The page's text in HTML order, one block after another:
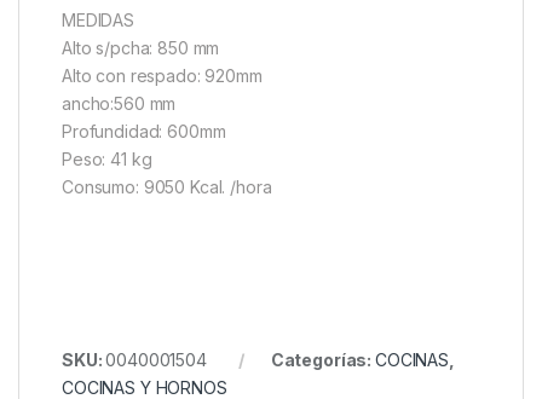
MEDIDAS
Alto s/pcha: 850 mm
Alto con respado: 920mm
ancho:560 mm
Profundidad: 600mm
Peso: 41 kg
Consumo: 9050 Kcal. /hora
SKU:0040001504 Categorías: COCINAS
COCINAS Y HORNOS